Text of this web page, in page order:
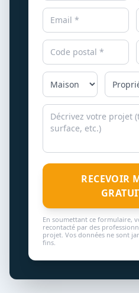
RECEVOIR
En soumettant ce formulaire,
recontacté par des
projet. Vos données ne sont
fins.